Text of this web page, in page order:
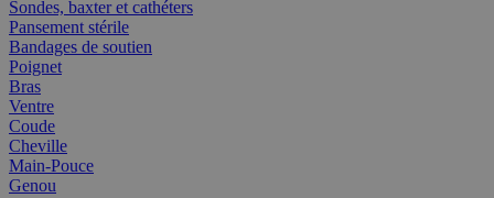
Sondes, baxter et cathéters
Pansement stérile
Bandages de soutien
Poignet
Bras
Ventre
Coude
Cheville
Main-Pouce
Genou